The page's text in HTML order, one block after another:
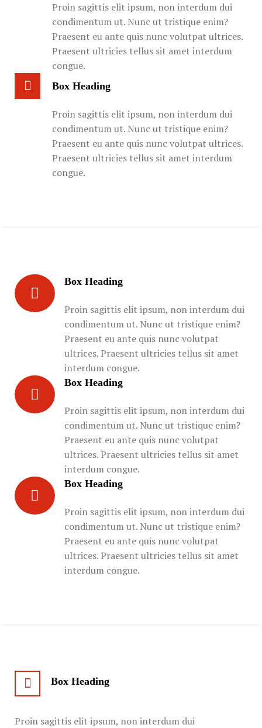
Proin sagittis elit ipsum, non interdum dui
condimentum ut. Nunc ut tristique enim?
Praesent eu ante quis nunc volutpat ultrices.
Praesent ultricies tellus sit amet interdum
congue.
Box Heading
Proin sagittis elit ipsum, non interdum dui
condimentum ut. Nunc ut tristique enim?
Praesent eu ante quis nunc volutpat ultrices.
Praesent ultricies tellus sit amet interdum
congue.
Box Heading
Proin sagittis elit ipsum, non interdum dui
condimentum ut. Nunc ut tristique enim?
Praesent eu ante quis nunc volutpat
ultrices. Praesent ultricies tellus sit amet
interdum congue.
Box Heading
Proin sagittis elit ipsum, non interdum dui
condimentum ut. Nunc ut tristique enim?
Praesent eu ante quis nunc volutpat
ultrices. Praesent ultricies tellus sit amet
interdum congue.
Box Heading
Proin sagittis elit ipsum, non interdum dui
condimentum ut. Nunc ut tristique enim?
Praesent eu ante quis nunc volutpat
ultrices. Praesent ultricies tellus sit amet
interdum congue.
Box Heading
Proin sagittis elit ipsum, non interdum dui